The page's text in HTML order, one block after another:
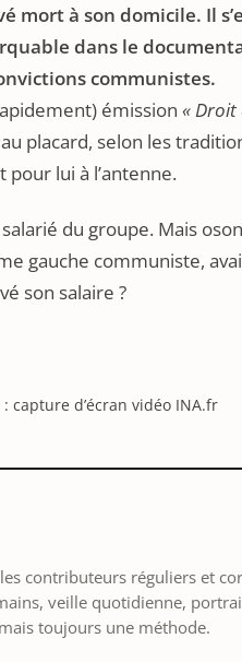
mort à son domicile. Il
dans le
communistes.
émission « Droit
placard, selon les
pour lui à l’antenne.
du groupe. Mais
gauche communiste,
son salaire ?
capture d’écran vidéo INA.fr
contributeurs réguliers et
veille quotidienne,
toujours une méthode.